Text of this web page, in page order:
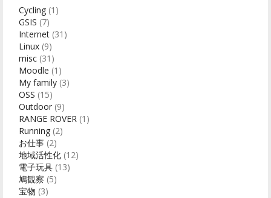
Cycling (1)
GSIS (7)
Internet (31)
Linux (9)
misc (31)
Moodle (1)
My family (3)
OSS (15)
Outdoor (9)
RANGE ROVER (1)
Running (2)
お仕事 (2)
地域活性化 (12)
電子玩具 (13)
鳩観察 (5)
宝物 (3)